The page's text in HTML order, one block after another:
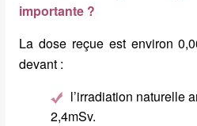
importante ?
La dose reçue est environ
devant :
l’irradiation naturelle
2,4mSv.